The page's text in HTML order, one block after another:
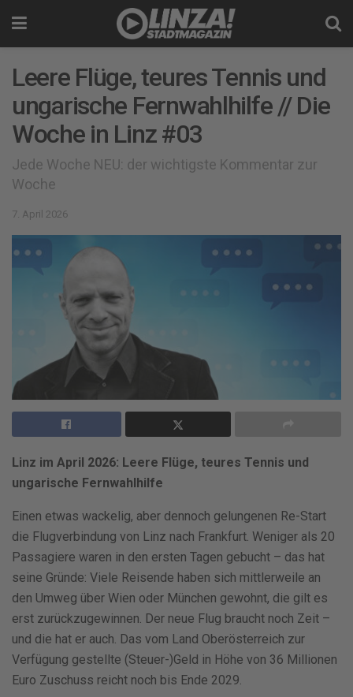
Leere Flüge, teures Tennis und
ungarische Fernwahlhilfe // Die
Woche in Linz #03
Jede Woche NEU: der wichtigste Kommentar zur
Woche
7. April 2026
Linz im April 2026: Leere Flüge, teures Tennis und
ungarische Fernwahlhilfe
Einen etwas wackelig, aber dennoch gelungenen Re-Start
die Flugverbindung von Linz nach Frankfurt. Weniger als 20
Passagiere waren in den ersten Tagen gebucht – das hat
seine Gründe: Viele Reisende haben sich mittlerweile an
den Umweg über Wien oder München gewohnt, die gilt es
erst zurückzugewinnen. Der neue Flug braucht noch Zeit –
und die hat er auch. Das vom Land Oberösterreich zur
Verfügung gestellte (Steuer-)Geld in Höhe von 36 Millionen
Euro Zuschuss reicht noch bis Ende 2029.